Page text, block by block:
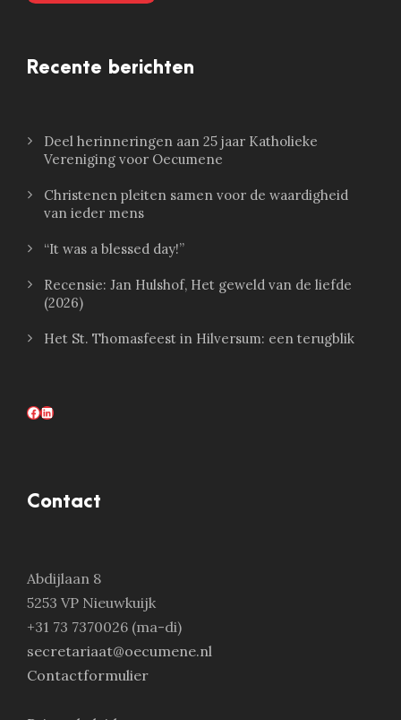
Recente berichten
Deel herinneringen aan 25 jaar Katholieke
Vereniging voor Oecumene
Christenen pleiten samen voor de waardigheid
van ieder mens
“It was a blessed day!”
Recensie: Jan Hulshof, Het geweld van de liefde
(2026)
Het St. Thomasfeest in Hilversum: een terugblik
Facebook LinkedIn
Contact
Abdijlaan 8
5253 VP Nieuwkuijk
+31 73 7370026 (ma-di)
secretariaat@oecumene.nl
Contactformulier